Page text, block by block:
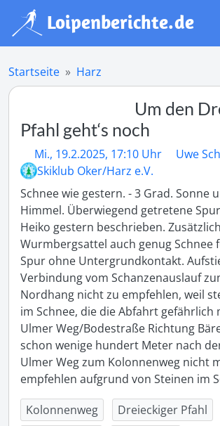
Startseite Harz
Um den
Pfahl geht‘s noch
Mi., 19.2.2025, 17:10 Uhr
Uwe
Skiklub Oker/Harz e.V.
Schnee wie gestern. - 3 Grad. Sonne
Himmel. Überwiegend getretene
Heiko gestern beschrieben.
Wurmbergsattel auch genug Schnee
Spur ohne Untergrundkontakt.
Verbindung vom Schanzenauslauf
Nordhang nicht zu empfehlen, weil
im Schnee, die die Abfahrt gefährlich
Ulmer Weg/Bodestraße Richtung
schon wenige hundert Meter nach
Ulmer Weg zum Kolonnenweg nicht
empfehlen aufgrund von Steinen im
Kolonnenweg
Dreieckiger Pfahl